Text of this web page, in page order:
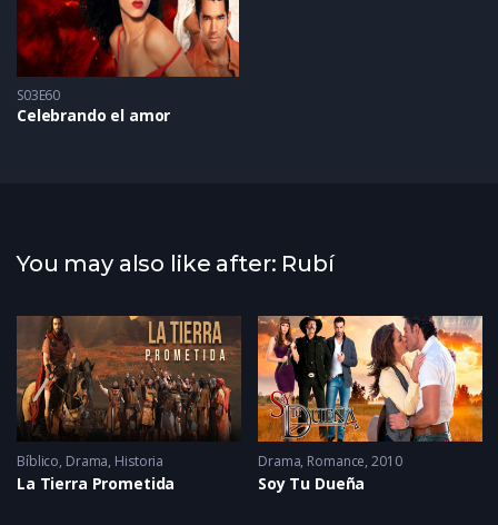
S03E60
Celebrando el amor
You may also like after: Rubí
Bíblico, Drama, Historia
La Tierra Prometida
Drama, Romance 2010
Soy Tu Dueña